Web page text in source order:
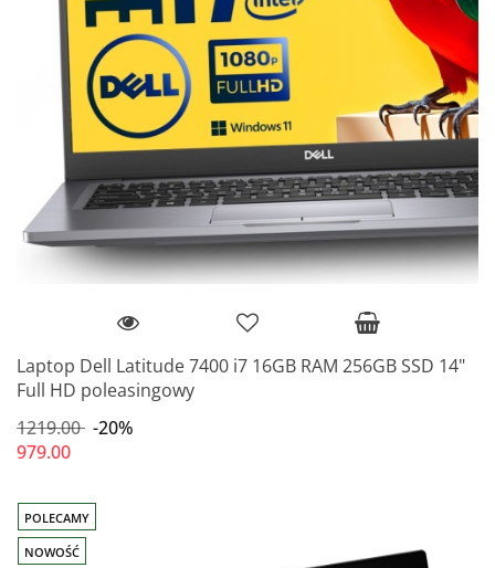
Laptop Dell Latitude 7400 i7 16GB RAM 256GB SSD 14"
Full HD poleasingowy
1219.00 -20%
979.00
POLECAMY
NOWOŚĆ